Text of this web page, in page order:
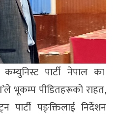
कम्युनिस्ट पार्टी नेपाल का
भूकम्प पीडितहरूको राहत,
पार्टी पङ्क्तिलाई निर्देशन